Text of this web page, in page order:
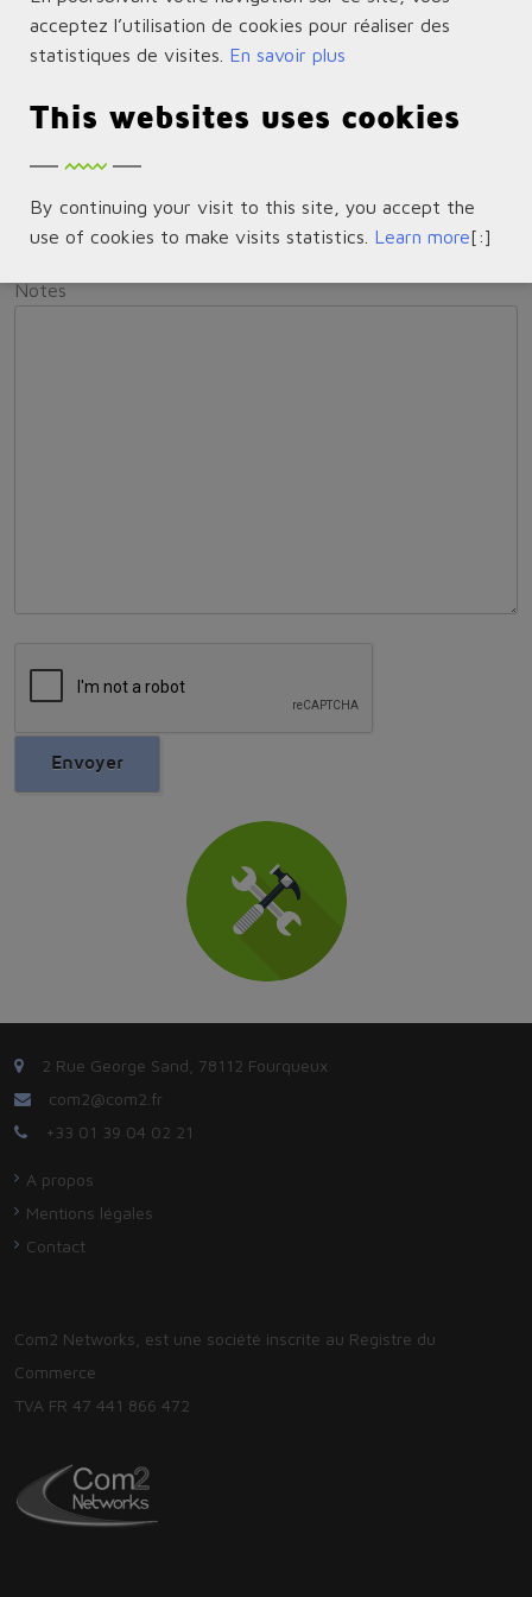
Condition de la pièce ou du produit retourné
Scellé
Ouvert Emballage endommagé
champ Notes ci-dessous)
Notes
2 Rue George Sand, 78112 Fourqueux
com2@com2.fr
+33 01 39 04 02 21
A propos
Mentions légales
Contact
Com2 Networks, est une société inscrite au Registre du
Commerce
TVA FR 47 441 866 472
acceptez l’utilisation de cookies pour réaliser des
statistiques de visites. En savoir plus
This websites uses cookies
By continuing your visit to this site, you accept the
use of cookies to make visits statistics. Learn more[:]